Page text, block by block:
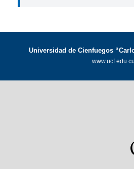
Universidad de Cienfuegos
www.ucf.edu.cu